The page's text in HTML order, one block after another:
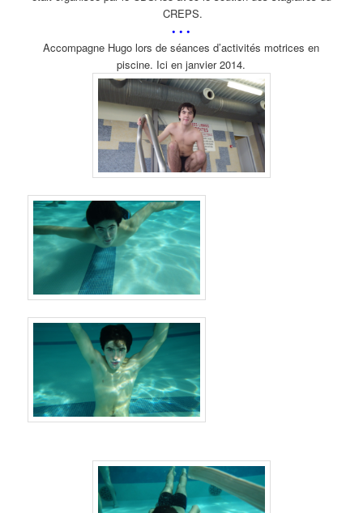
CREPS.
• • •
Accompagne Hugo lors de séances d’activités motrices en
piscine. Ici en janvier 2014.